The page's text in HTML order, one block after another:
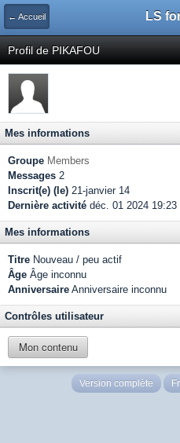
← Accueil LS
Profil de PIKAFOU
Mes informations
Groupe Members
Messages 2
Inscrit(e) (le) 21-janvier 14
Dernière activité déc. 01 2024 19:23
Mes informations
Titre Nouveau / peu actif
Âge Âge inconnu
Anniversaire Anniversaire inconnu
Contrôles utilisateur
Mon contenu
Version complète